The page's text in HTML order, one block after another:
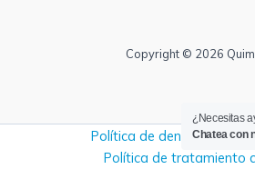
Copyright © 2026
Política de denuncias y no
Política de tratamiento
¿Necesitas
Chatea con